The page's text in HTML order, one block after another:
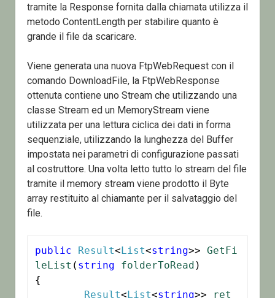
tramite la Response fornita dalla chiamata utilizza il
metodo ContentLength per stabilire quanto è
grande il file da scaricare.
Viene generata una nuova FtpWebRequest con il
comando DownloadFile, la FtpWebResponse
ottenuta contiene uno Stream che utilizzando una
classe Stream ed un MemoryStream viene
utilizzata per una lettura ciclica dei dati in forma
sequenziale, utilizzando la lunghezza del Buffer
impostata nei parametri di configurazione passati
al costruttore. Una volta letto tutto lo stream del file
tramite il memory stream viene prodotto il Byte
array restituito al chiamante per il salvataggio del
file.
public Result<List<string>> GetFi
leList ( string folderToRead )
{
Result<List<string>> ret